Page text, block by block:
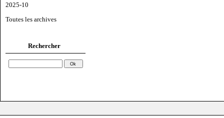
2025-10
Toutes les archives
Rechercher